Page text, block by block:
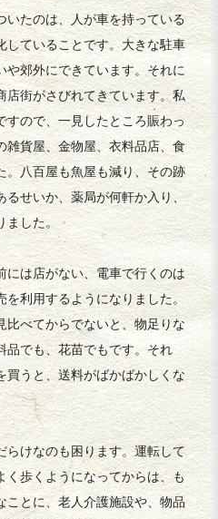
たのは、人が車を持っている
していることです。大きな駐車
や郊外にできています。それに
店街がさびれてきています。私
すので、一見したところ賑わっ
雑貨屋、金物屋、衣料品店、食
。八百屋も魚屋も減り、その跡
るせいか、薬局が何軒か入り、
ました。
は店がない、電車で行くのは
利用するようになりました。
比べてからでないと、物足りな
品でも、花苗でもです。それ
買うと、送料がばかばかしくな
けなのも困ります。運転して
く歩くようになってからは、も
ことに、老人介護施設や、物品